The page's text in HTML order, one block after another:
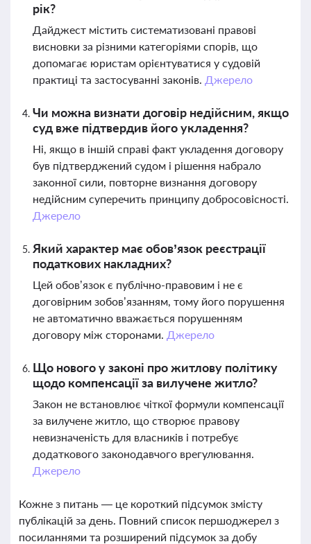
рік?
Дайджест містить систематизовані правові
висновки за різними категоріями спорів, що
допомагає юристам орієнтуватися у судовій
практиці та застосуванні законів. Джерело
Чи можна визнати договір недійсним, якщо
суд вже підтвердив його укладення?
Ні, якщо в іншій справі факт укладення договору
був підтверджений судом і рішення набрало
законної сили, повторне визнання договору
недійсним суперечить принципу добросовісності.
Джерело
Який характер має обов’язок реєстрації
податкових накладних?
Цей обов’язок є публічно-правовим і не є
договірним зобов’язанням, тому його порушення
не автоматично вважається порушенням
договору між сторонами. Джерело
Що нового у законі про житлову політику
щодо компенсації за вилучене житло?
Закон не встановлює чіткої формули компенсації
за вилучене житло, що створює правову
невизначеність для власників і потребує
додаткового законодавчого врегулювання.
Джерело
Кожне з питань — це короткий підсумок змісту
публікацій за день. Повний список першоджерел з
посиланнями та розширений підсумок за добу